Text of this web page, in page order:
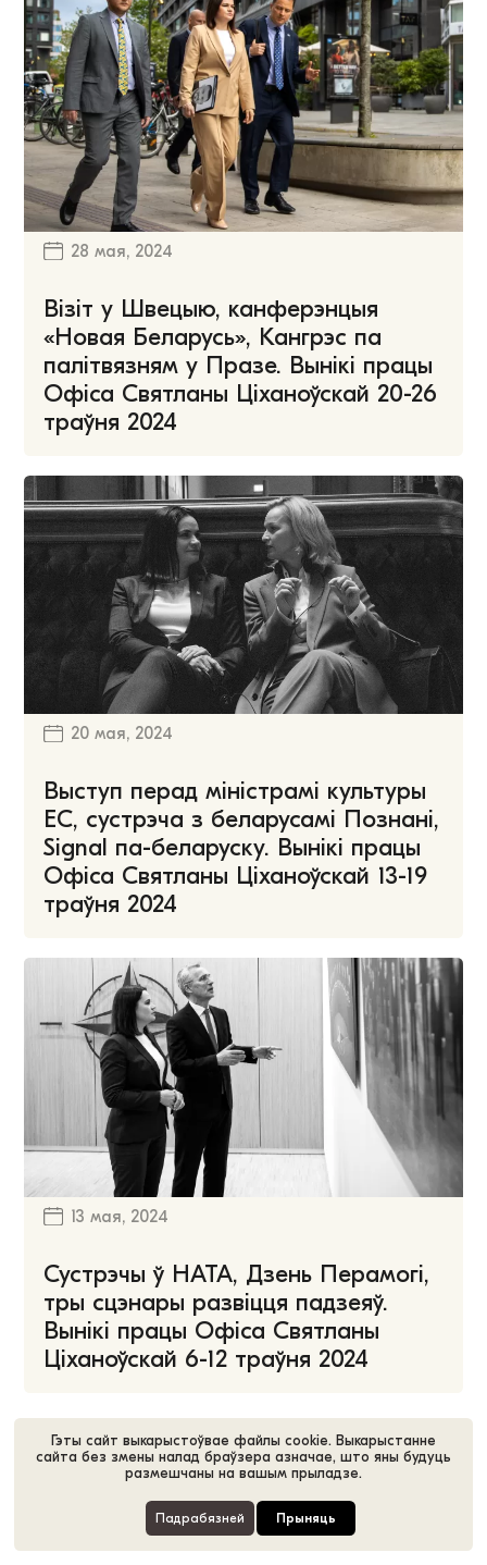
Гэты сайт выкарыстоўвае файлы cookie. Выкарыстанне
сайта без змены налад браўзера азначае, што яны будуць
размешчаны на вашым прыладзе.
Падрабязней Прыняць
28 мая, 2024
Візіт у Швецыю, канферэнцыя
«Новая Беларусь», Кангрэс па
палітвязням у Празе. Вынікі працы
Офіса Святланы Ціханоўскай 20-26
траўня 2024
20 мая, 2024
Выступ перад міністрамі культуры
ЕС, сустрэча з беларусамі Познані,
Signal па-беларуску. Вынікі працы
Офіса Святланы Ціханоўскай 13-19
траўня 2024
13 мая, 2024
Сустрэчы ў НАТА, Дзень Перамогі,
тры сцэнары развіцця падзеяў.
Вынікі працы Офіса Святланы
Ціханоўскай 6-12 траўня 2024
... 2 3 4 5 6